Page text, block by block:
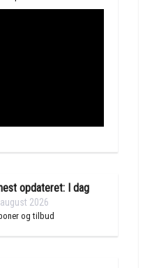
opdateret: I dag
2026
og tilbud